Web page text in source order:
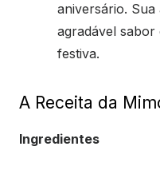
aniversário.
agradável
festiva.
A Receita da
Ingredientes